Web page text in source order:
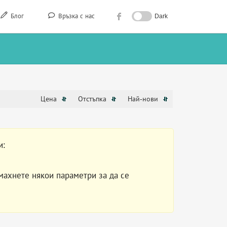
Блог Връзка с нас Dark
Цена Отстъпка Най-нови
някои параметри за да се